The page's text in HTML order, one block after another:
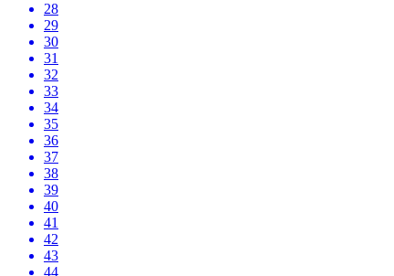
28
29
30
31
32
33
34
35
36
37
38
39
40
41
42
43
44